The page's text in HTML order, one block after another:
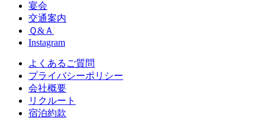
宴会
交通案内
Ｑ&Ａ
Instagram
よくあるご質問
プライバシーポリシー
会社概要
リクルート
宿泊約款